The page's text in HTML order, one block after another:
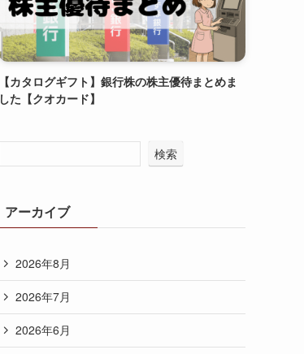
【カタログギフト】銀行株の株主優待まとめま
した【クオカード】
検索
アーカイブ
2026年8月
2026年7月
2026年6月